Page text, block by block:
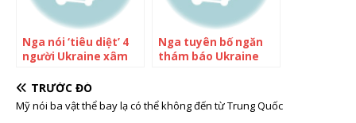
Nga nói ‘tiêu diệt’ 4
người Ukraine xâm
Nga tuyên bố ngăn
thám báo Ukraine
TRƯỚC ĐÓ
Mỹ nói ba vật thể bay lạ có thể không đến từ Trung Quốc